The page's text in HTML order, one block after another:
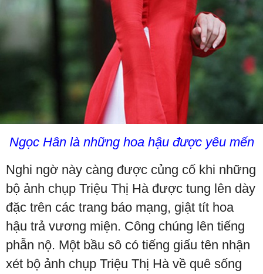
Ngọc Hân là những hoa hậu được yêu mến
Nghi ngờ này càng được củng cố khi những
bộ ảnh chụp Triệu Thị Hà được tung lên dày
đặc trên các trang báo mạng, giật tít hoa
hậu trả vương miện. Công chúng lên tiếng
phẫn nộ. Một bầu sô có tiếng giấu tên nhận
xét bộ ảnh chụp Triệu Thị Hà về quê sống